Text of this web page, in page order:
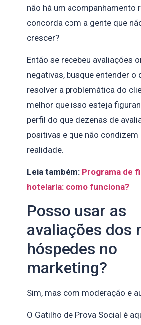
não há um acompanhamento
concorda com a gente que
crescer?
Então se recebeu avaliações
negativas, busque entender o
resolver a problemática do
melhor que isso esteja
perfil do que dezenas de
positivas e que não condizem
realidade.
Leia também: Programa de
hotelaria: como funciona?
Posso usar as
avaliações dos
hóspedes no
marketing?
Sim, mas com moderação e
O Gatilho de Prova Social é